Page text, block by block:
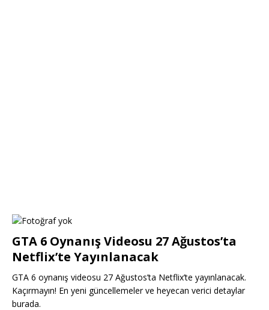
GTA 6 Oynanış Videosu 27 Ağustos’ta
Netflix’te Yayınlanacak
GTA 6 oynanış videosu 27 Ağustos’ta Netflix’te yayınlanacak.
Kaçırmayın! En yeni güncellemeler ve heyecan verici detaylar
burada.